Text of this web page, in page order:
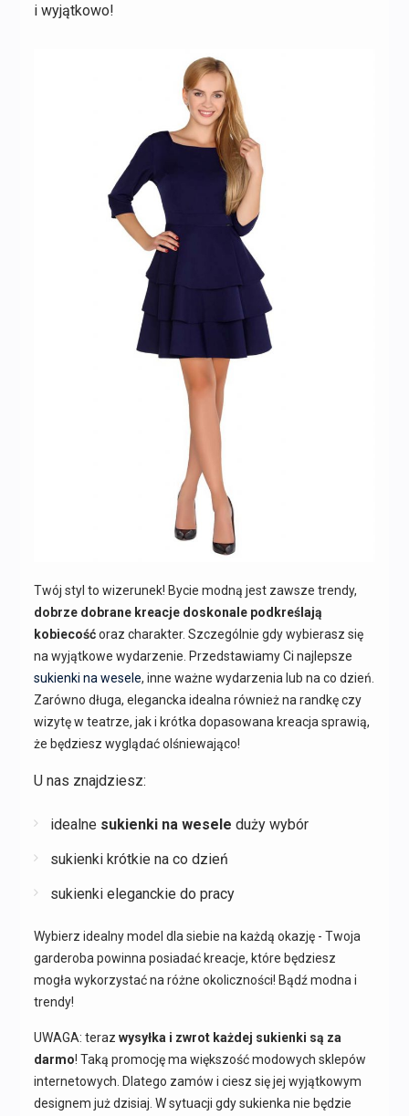
i wyjątkowo!
Twój styl to wizerunek! Bycie modną jest zawsze trendy,
dobrze dobrane kreacje doskonale podkreślają
kobiecośćoraz charakter. Szczególnie gdy wybierasz się
na wyjątkowe wydarzenie. Przedstawiamy Ci najlepsze
sukienki na wesele, inne ważne wydarzenia lub na co dzień.
Zarówno długa, elegancka idealna również na randkę czy
wizytę w teatrze, jak i krótka dopasowana kreacja sprawią,
że będziesz wyglądać olśniewająco!
U nas znajdziesz:
idealne sukienki na wesele duży wybór
sukienki krótkie na co dzień
sukienki eleganckie do pracy
Wybierz idealny model dla siebie na każdą okazję - Twoja
garderoba powinna posiadać kreacje, które będziesz
mogła wykorzystać na różne okoliczności! Bądź modna i
trendy!
UWAGA: teraz wysyłka i zwrot każdej sukienki są za
darmo! Taką promocję ma większość modowych sklepów
internetowych. Dlatego zamów i ciesz się jej wyjątkowym
designem już dzisiaj. W sytuacji gdy sukienka nie będzie